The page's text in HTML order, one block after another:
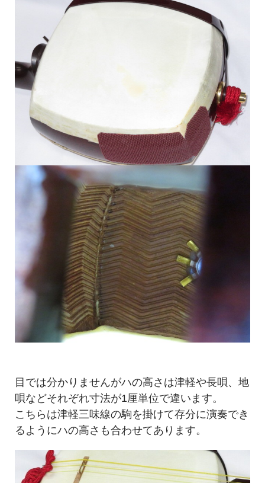
目では分かりませんがハの高さは津軽や長唄、地
唄などそれぞれ寸法が1厘単位で違います。
こちらは津軽三味線の駒を掛けて存分に演奏でき
るようにハの高さも合わせてあります。